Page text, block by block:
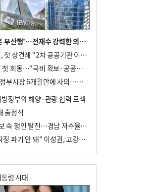
與가 막은 ‘산은 부산행’…전재수 강력한 의지 표명 없인 공염불
전재수·이성권, 첫 상견례 “2차 공공기관 이전 초당 협력”(종합)
전재수·이성권 첫 회동…“국비 확보·공공기관 이전 협력”
김경덕 부산 행정부시장 6개월만에 사의…후임 인선 촉각
정부와 해양·관광 협력 모색
출정식
열흘째 폭염특보 속 행인 탈진…경남 저수율 평년의 절반
“전임 정책 무작정 파기 안 돼” 이성권, 고강도 ‘전재수 견제’ 예고
령 시대